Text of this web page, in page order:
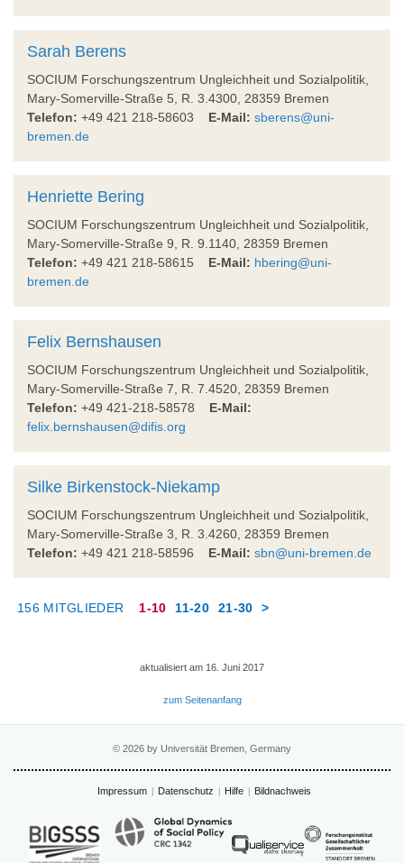
Sarah Berens
SOCIUM Forschungszentrum Ungleichheit und Sozialpolitik,
Mary-Somerville-Straße 5, R. 3.4300, 28359 Bremen
Telefon: +49 421 218-58603 E-Mail: sberens@uni-
bremen.de
Henriette Bering
SOCIUM Forschungszentrum Ungleichheit und Sozialpolitik,
Mary-Somerville-Straße 9, R. 9.1140, 28359 Bremen
Telefon: +49 421 218-58615 E-Mail: hbering@uni-
bremen.de
Felix Bernshausen
SOCIUM Forschungszentrum Ungleichheit und Sozialpolitik,
Mary-Somerville-Straße 7, R. 7.4520, 28359 Bremen
Telefon: +49 421-218-58578 E-Mail:
felix.bernshausen@difis.org
Silke Birkenstock-Niekamp
SOCIUM Forschungszentrum Ungleichheit und Sozialpolitik,
Mary-Somerville-Straße 3, R. 3.4260, 28359 Bremen
Telefon: +49 421 218-58596 E-Mail: sbn@uni-bremen.de
156 MITGLIEDER 1-10 11-20 21-30 >
aktualisiert am 16. Juni 2017
zum Seitenanfang
© 2026 by Universität Bremen, Germany
Impressum Datenschutz Hilfe Bildnachweis